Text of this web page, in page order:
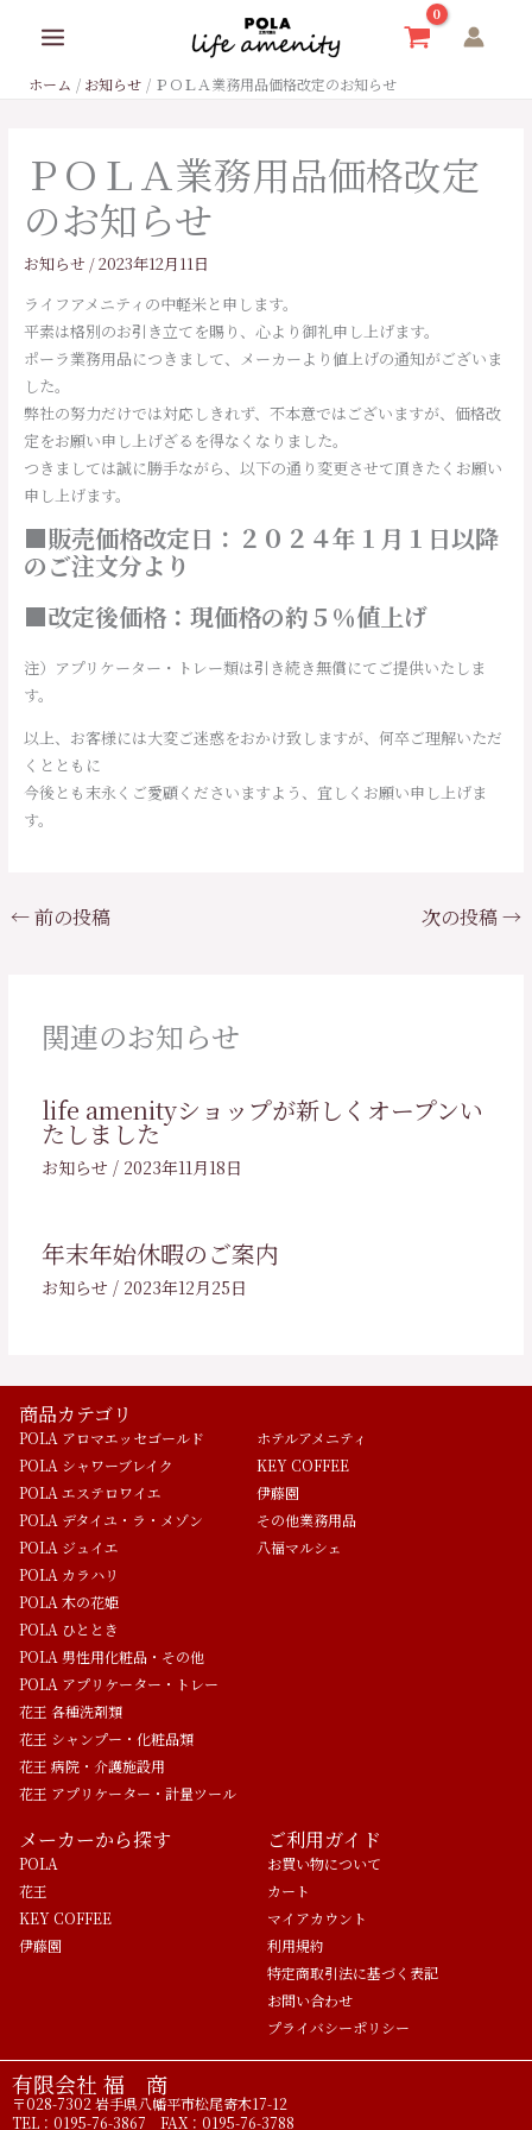
ホーム お知らせ ＰＯＬＡ業務用品価格改定のお知らせ
ＰＯＬＡ業務用品価格改定
のお知らせ
お知らせ /2023年12月11日
ライフアメニティの中軽米と申します。
平素は格別のお引き立てを賜り、心より御礼申し上げます。
ポーラ業務用品につきまして、メーカーより値上げの通知がございま
した。
弊社の努力だけでは対応しきれず、不本意ではございますが、価格改
定をお願い申し上げざるを得なくなりました。
つきましては誠に勝手ながら、以下の通り変更させて頂きたくお願い
申し上げます。
■販売価格改定日：２０２４年１月１日以降
のご注文分より
■改定後価格：現価格の約５％値上げ
注）アプリケーター・トレー類は引き続き無償にてご提供いたしま
す。
以上、お客様には大変ご迷惑をおかけ致しますが、何卒ご理解いただ
くとともに
今後とも末永くご愛顧くださいますよう、宜しくお願い申し上げま
す。
←前の投稿 次の投稿→
関連のお知らせ
life amenityショップが新しくオープンい
たしました
お知らせ / 2023年11月18日
年末年始休暇のご案内
お知らせ / 2023年12月25日
商品カテゴリ
POLA アロマエッセゴールド
POLA シャワーブレイク
POLA エステロワイエ
POLA デタイユ・ラ・メゾン
POLA ジュイエ
POLA カラハリ
POLA 木の花姫
POLA ひととき
POLA 男性用化粧品・その他
POLA アプリケーター・トレー
花王 各種洗剤類
花王 シャンプー・化粧品類
花王 病院・介護施設用
花王 アプリケーター・計量ツール
ホテルアメニティ
KEY COFFEE
伊藤園
その他業務用品
八福マルシェ
メーカーから探す
POLA
花王
KEY COFFEE
伊藤園
ご利用ガイド
お買い物について
カート
マイアカウント
利用規約
特定商取引法に基づく表記
お問い合わせ
プライバシーポリシー
有限会社 福 商
〒028-7302 岩手県八幡平市松尾寄木17-12
TEL：0195-76-3867 FAX：0195-76-3788